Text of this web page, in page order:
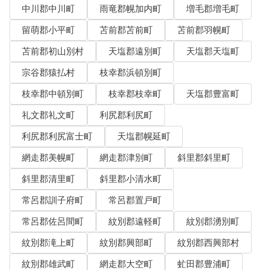
中川郡中川町
雨竜郡幌加内町
増毛郡増毛町
留萌郡小平町
苫前郡苫前町
苫前郡羽幌町
苫前郡初山別村
天塩郡遠別町
天塩郡天塩町
宗谷郡猿払村
枝幸郡浜頓別町
枝幸郡中頓別町
枝幸郡枝幸町
天塩郡豊富町
礼文郡礼文町
利尻郡利尻町
利尻郡利尻富士町
天塩郡幌延町
網走郡美幌町
網走郡津別町
斜里郡斜里町
斜里郡清里町
斜里郡小清水町
常呂郡訓子府町
常呂郡置戸町
常呂郡佐呂間町
紋別郡遠軽町
紋別郡湧別町
紋別郡滝上町
紋別郡興部町
紋別郡西興部村
紋別郡雄武町
網走郡大空町
虻田郡豊浦町